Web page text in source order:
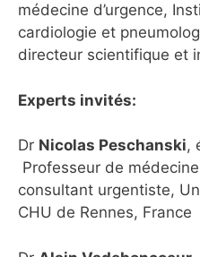
médecine d’urgence,
cardiologie et
directeur scientifique et
Experts invités:
Dr Nicolas Peschanski,
Professeur de
consultant urgentiste,
CHU de Rennes, France